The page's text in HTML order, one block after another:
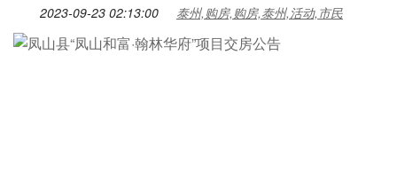
2023-09-23 02:13:00 泰州,购房,购房,泰州,活动,市民